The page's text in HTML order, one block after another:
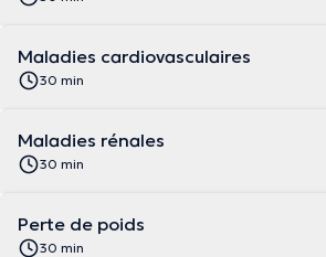
Maladies cardiovasculaires
30 min
Maladies rénales
30 min
Perte de poids
30 min